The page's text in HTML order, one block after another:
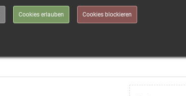
Cookies erlauben Cookies blockieren